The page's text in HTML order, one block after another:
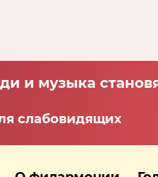
и музыка
слабовидящих